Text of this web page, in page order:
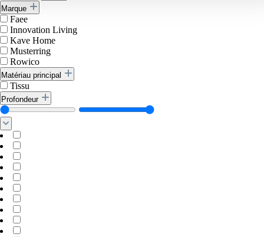
Marque
Faee
Innovation Living
Kave Home
Musterring
Rowico
Matériau principal
Tissu
Profondeur